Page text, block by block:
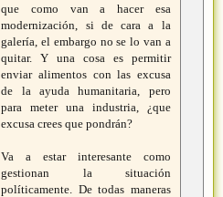
que como van a hacer esa
modernización, si de cara a la
galería, el embargo no se lo van a
quitar. Y una cosa es permitir
enviar alimentos con las excusa
de la ayuda humanitaria, pero
para meter una industria, ¿que
excusa crees que pondrán?
Va a estar interesante como
gestionan la situación
políticamente. De todas maneras